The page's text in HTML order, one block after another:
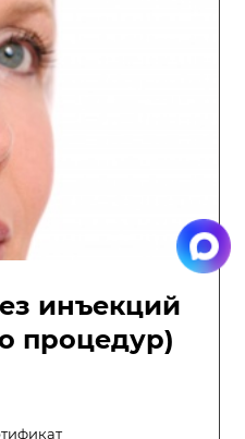
инъекций
процедур)